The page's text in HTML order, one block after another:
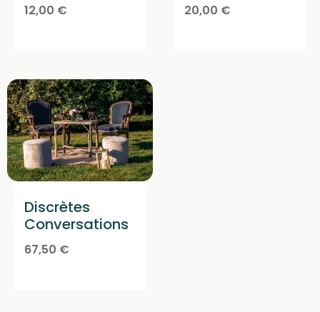
12,00 € 20,00 €
Discrètes
Conversations
67,50 €